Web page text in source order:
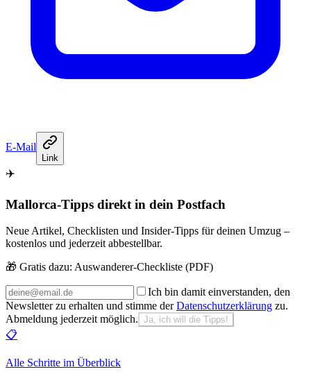
E-Mail
Link
✈️
Mallorca-Tipps direkt in dein Postfach
Neue Artikel, Checklisten und Insider-Tipps für deinen Umzug –
kostenlos und jederzeit abbestellbar.
🎁 Gratis dazu: Auswanderer-Checkliste (PDF)
Ich bin damit einverstanden, den
Newsletter zu erhalten und stimme der Datenschutzerklärung zu.
Abmeldung jederzeit möglich. Ja, ich will die Tipps!
📋
Alle Schritte im Überblick